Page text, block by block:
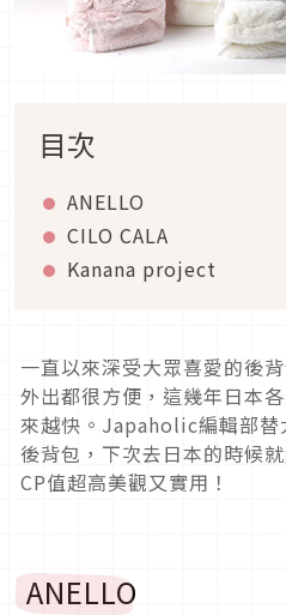
目次
ANELLO
CILO CALA
Kanana project
一直以來深受大眾喜愛的後
外出都很方便，這幾年日本
來越快。Japaholic編輯部替
後背包，下次去日本的時候
CP值超高美觀又實用！
ANELLO